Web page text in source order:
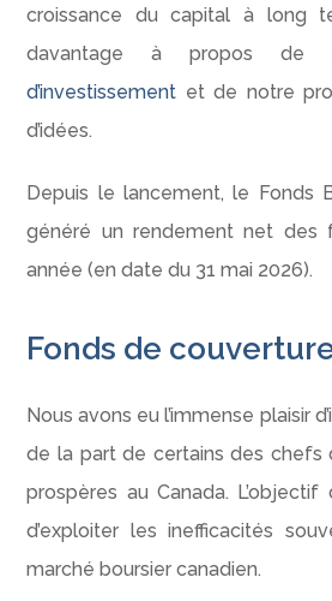
croissance du capital à long
davantage à propos de
d’investissement et de notre
d’idées.
Depuis le lancement, le Fonds
généré un rendement net des
année (en date du 31 mai 2026).
Fonds de
Nous avons eu l’immense plaisir
de la part de certains des chefs
prospères au Canada.
d’exploiter les inefficacités
marché boursier canadien.